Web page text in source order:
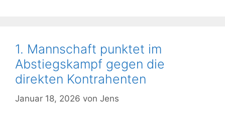
1. Mannschaft punktet im
Abstiegskampf gegen die
direkten Kontrahenten
Januar 18, 2026 von Jens